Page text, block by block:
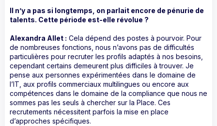
Il n’y a pas si longtemps, on parlait encore de pénurie de
talents. Cette période est-elle révolue ?
Alexandra Allet : Cela dépend des postes à pourvoir. Pour
de nombreuses fonctions, nous n’avons pas de difficultés
particulières pour recruter les profils adaptés à nos besoins,
cependant certains demeurent plus difficiles à trouver. Je
pense aux personnes expérimentées dans le domaine de
l’IT, aux profils commerciaux multilingues ou encore aux
compétences dans le domaine de la compliance que nous ne
sommes pas les seuls à chercher sur la Place. Ces
recrutements nécessitent parfois la mise en place
d’approches spécifiques.